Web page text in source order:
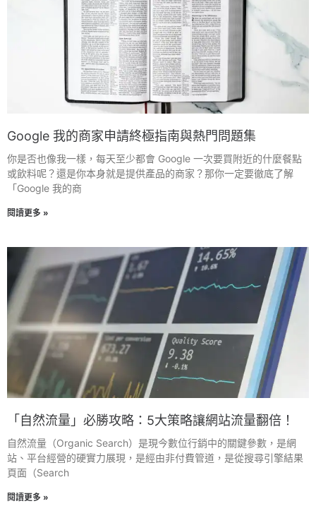
Google 我的商家申請終極指南與熱門問題集
你是否也像我一樣，每天至少都會 Google 一次要買附近的什麼餐點
或飲料呢？還是你本身就是提供產品的商家？那你一定要徹底了解
「Google 我的商
閱讀更多 »
「自然流量」必勝攻略：5大策略讓網站流量翻倍！
自然流量（Organic Search）是現今數位行銷中的關鍵參數，是網
站、平台經營的硬實力展現，是經由非付費管道，是從搜尋引擎結果
頁面（Search
閱讀更多 »